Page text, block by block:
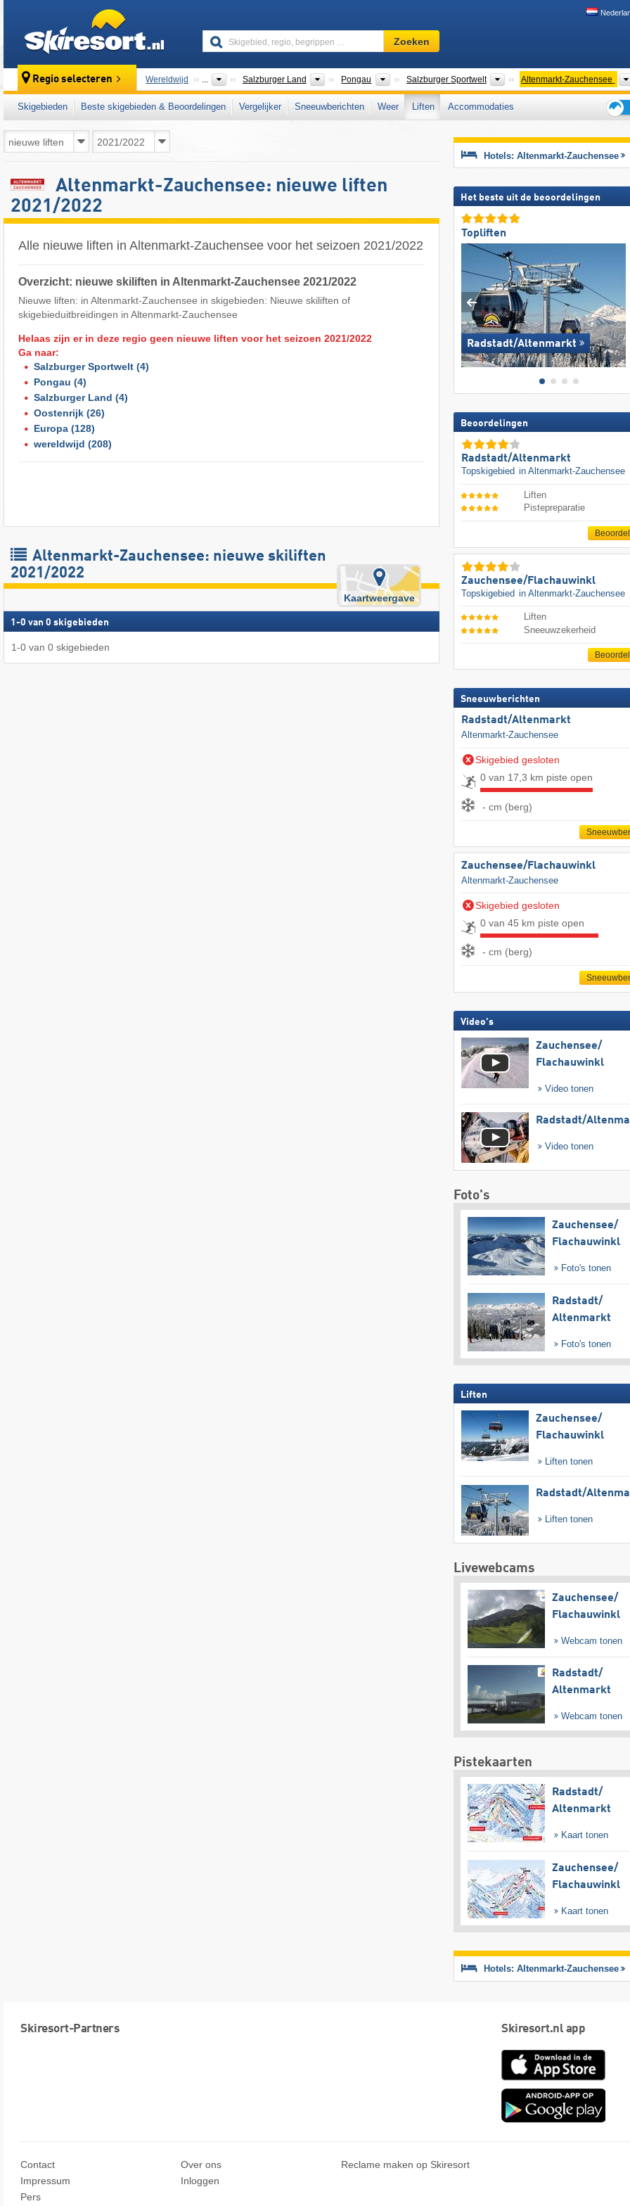
Skigebied,
regio,
…
Zoeken
Regio selecteren Wereldwijd ... Salzburger Land Bondsstaten
Pongau Gouwen
Salzburger Sportwelt Toerismeregio's
Altenmarkt-Zauchensee
Skigebieden Beste skigebieden & Beoordelingen Vergelijker Sneeuwberichten Weer Liften
Accommodaties
voor
de
Altenmarkt-Zauchensee: nieuwe liften
2021/2022
Alle nieuwe liften in Altenmarkt-Zauchensee voor het seizoen 2021/2022
Overzicht: nieuwe skiliften in Altenmarkt-Zauchensee 2021/2022
Nieuwe liften: in Altenmarkt-Zauchensee in skigebieden: Nieuwe skiliften of
skigebieduitbreidingen in Altenmarkt-Zauchensee
Helaas zijn er in deze regio geen nieuwe liften voor het seizoen 2021/2022
Ga naar:
Salzburger Sportwelt (4)
Pongau (4)
Salzburger Land (4)
Oostenrijk (26)
Europa (128)
wereldwijd (208)
Altenmarkt-Zauchensee: nieuwe skiliften
2021/2022
Kaartweergave
1 -0 van 0 skigebieden
1-0 van 0 skigebieden
Hotels: Altenmarkt-Zauchensee
Het beste uit de beoordelingen
Topliften
Radstadt/​Altenmarkt
Beoordelingen
Radstadt/​Altenmarkt
Topskigebied in Altenmarkt-Zauchensee
Liften
Pistepreparatie
Zauchensee/​Flachauwinkl
Topskigebied in Altenmarkt-Zauchensee
Liften
Sneeuwzekerheid
Sneeuwberichten
Radstadt/​Altenmarkt
Altenmarkt-Zauchensee
Skigebied gesloten
0 van 17,3 km piste open
- cm (berg)
Zauchensee/​Flachauwinkl
Altenmarkt-Zauchensee
Skigebied gesloten
0 van 45 km piste open
- cm (berg)
Video's
Zauchensee/​
Flachauwinkl
Video tonen
Radstadt/​
Video tonen
Foto's
Zauchensee/​
Flachauwinkl
Foto's tonen
Radstadt/​
Altenmarkt
Foto's tonen
Liften
Zauchensee/​
Flachauwinkl
Liften tonen
Radstadt/​
Liften tonen
Livewebcams
Zauchensee/​
Flachauwinkl
Webcam tonen
Radstadt/​
Altenmarkt
Webcam tonen
Pistekaarten
Radstadt/​
Altenmarkt
Kaart tonen
Zauchensee/​
Flachauwinkl
Kaart tonen
Hotels: Altenmarkt-Zauchensee
Skiresort-Partners Skiresort.nl app
App
Contact
Impressum
Pers
Over ons
Inloggen
Reclame maken op Skiresort